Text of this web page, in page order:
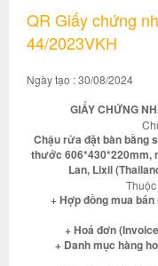
QR Giấy chứng
44/2023VKH
Ngày tạo : 30/08/2024
GIẤY CHỨNG
Chậu rửa đặt bàn bằng
thước 606*430*220mm,
Lan, Lixil
+ Hợp đồng mua
+ Hoá đơn
+ Danh mục hàng